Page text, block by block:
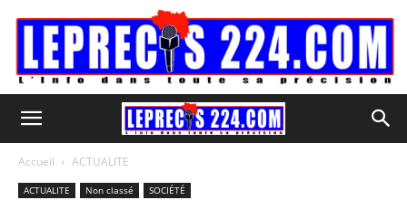
Accueil ACTUALITE
ACTUALITE Non classé SOCIÉTÉ